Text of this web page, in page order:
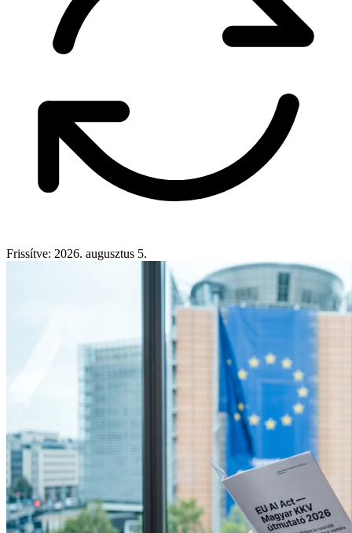
Frissítve: 2026. augusztus 5.